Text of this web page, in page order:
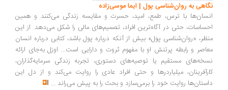
به روان‌شناسی پول | ایما موسی‌زاده
با ترس، طمع، امید، حسرت و مقایسه زندگی می‌کنند و همین
حتی در آگاه‌ترین افراد، تصمیم‌های مالی را شکل می‌دهد. از این
«روان‌شناسی پول» بیش از آنکه درباره پول باشد، کتابی درباره انسان
و رابطه پرتنش او با مفهوم ثروت و دارایی است... اوزل به‌جای ارائه
مستقیم یا توصیه‌های دستوری، تجربه زندگی سرمایه‌گذاران،
میلیاردرها و حتی افراد عادی را روایت می‌کند و از دل این
روایت خود را برمی‌سازد و بحث را به پیش می‌راند ...